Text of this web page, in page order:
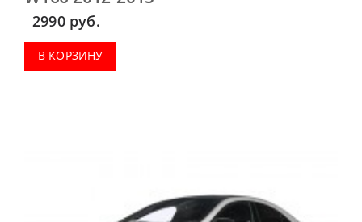
2990 руб.
В КОРЗИНУ